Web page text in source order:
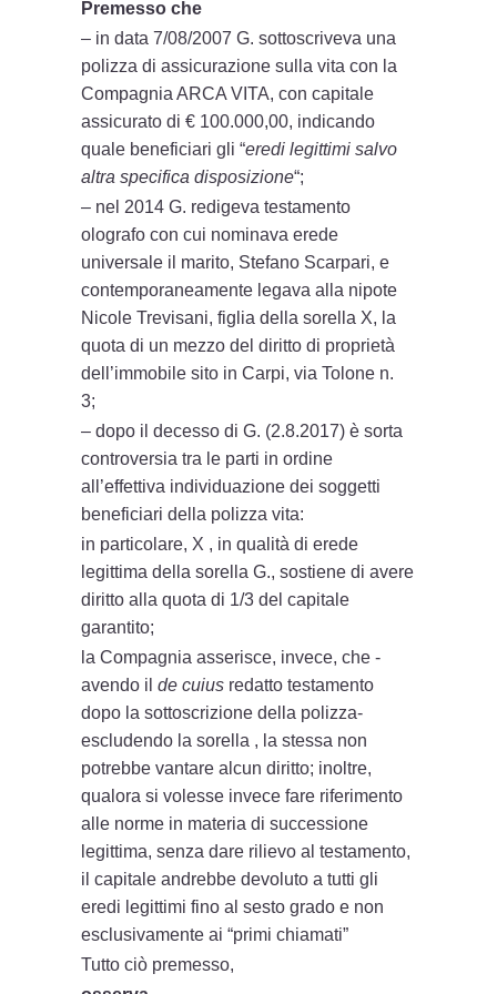
Premesso che
– in data 7/08/2007 G. sottoscriveva una
polizza di assicurazione sulla vita con la
Compagnia ARCA VITA, con capitale
assicurato di € 100.000,00, indicando
quale beneficiari gli “eredi legittimi salvo
altra specifica disposizione“;
– nel 2014 G. redigeva testamento
olografo con cui nominava erede
universale il marito, Stefano Scarpari, e
contemporaneamente legava alla nipote
Nicole Trevisani, figlia della sorella X, la
quota di un mezzo del diritto di proprietà
dell’immobile sito in Carpi, via Tolone n.
3;
– dopo il decesso di G. (2.8.2017) è sorta
controversia tra le parti in ordine
all’effettiva individuazione dei soggetti
beneficiari della polizza vita:
in particolare, X , in qualità di erede
legittima della sorella G., sostiene di avere
diritto alla quota di 1/3 del capitale
garantito;
la Compagnia asserisce, invece, che -
avendo ilde cuius redatto testamento
dopo la sottoscrizione della polizza-
escludendo la sorella , la stessa non
potrebbe vantare alcun diritto; inoltre,
qualora si volesse invece fare riferimento
alle norme in materia di successione
legittima, senza dare rilievo al testamento,
il capitale andrebbe devoluto a tutti gli
eredi legittimi fino al sesto grado e non
esclusivamente ai “primi chiamati”
Tutto ciò premesso,